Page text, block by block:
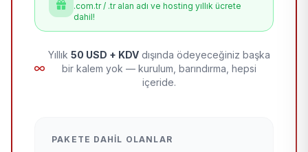
.com.tr / .tr alan adı ve hosting yıllık ücrete
dahil!
Yıllık 50 USD + KDV dışında ödeyeceğiniz başka
bir kalem yok — kurulum, barındırma, hepsi
içeride.
PAKETE DAHIL OLANLAR